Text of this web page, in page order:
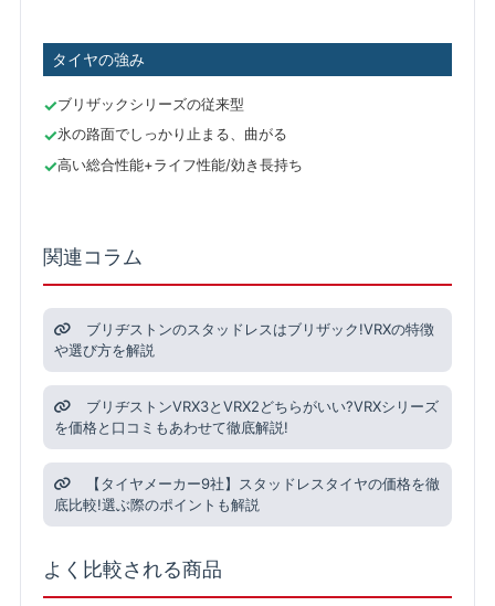
タイヤの強み
ブリザックシリーズの従来型
氷の路面でしっかり止まる、曲がる
高い総合性能+ライフ性能/効き長持ち
関連コラム
ブリヂストンのスタッドレスはブリザック!VRXの特徴
や選び方を解説
ブリヂストンVRX3とVRX2どちらがいい?VRXシリーズ
を価格と口コミもあわせて徹底解説!
【タイヤメーカー9社】スタッドレスタイヤの価格を徹
底比較!選ぶ際のポイントも解説
よく比較される商品